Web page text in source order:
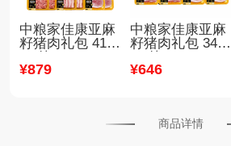
中粮家佳康亚麻
籽猪肉礼包 413
0g/箱
¥879
中粮家佳康亚麻
籽猪肉礼包 349
0g/箱
¥646
商品详情